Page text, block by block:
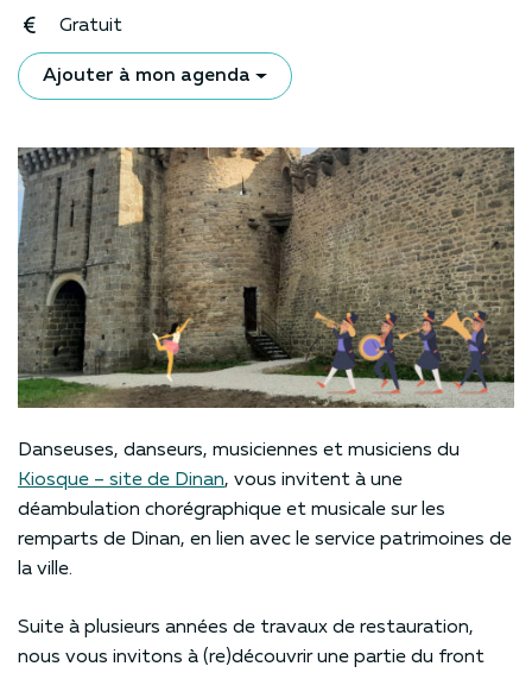
Gratuit
Ajouter à mon agenda
Danseuses, danseurs, musiciennes et musiciens du
Kiosque – site de Dinan, vous invitent à une
déambulation chorégraphique et musicale sur les
remparts de Dinan, en lien avec le service patrimoines de
la ville.
Suite à plusieurs années de travaux de restauration,
nous vous invitons à (re)découvrir une partie du front